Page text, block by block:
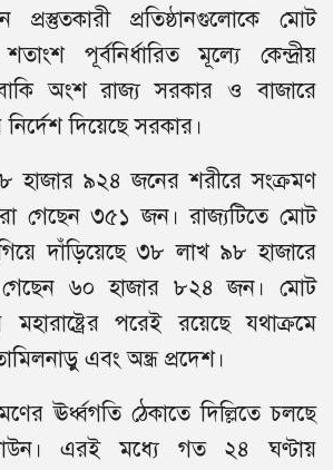
প্রস্তুতকারী প্রতিষ্ঠানগুলোকে মোট
পূর্বনির্ধারিত মূল্যে কেন্দ্রীয়
অংশ রাজ্য সরকার ও বাজারে
দিয়েছে সরকার।
হাজার ৯২৪ জনের শরীরে সংক্রমণ
গেছেন ৩৫১ জন। রাজ্যটিতে মোট
দাঁড়িয়েছে ৩৮ লাখ ৯৮ হাজারে
৬০ হাজার ৮২৪ জন। মোট
মহারাষ্ট্রের পরেই রয়েছে যথাক্রমে
এবং অন্ধ্র প্রদেশ।
ঊর্ধ্বগতি ঠেকাতে দিল্লিতে চলছে
এরই মধ্যে গত ২৪ ঘণ্টায়